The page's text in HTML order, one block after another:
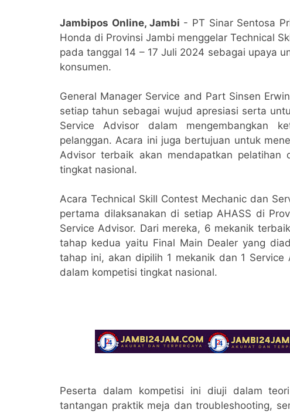
Jambipos Online, Jambi - PT Sinar Sentosa
Honda di Provinsi Jambi menggelar Technical
pada tanggal 14 – 17 Juli 2024 sebagai upaya
konsumen.
General Manager Service and Part Sinsen
setiap tahun sebagai wujud apresiasi serta
Service Advisor dalam mengembangkan
pelanggan. Acara ini juga bertujuan untuk
Advisor terbaik akan mendapatkan
tingkat nasional.
Acara Technical Skill Contest Mechanic dan
pertama dilaksanakan di setiap AHASS di
Service Advisor. Dari mereka, 6 mekanik
tahap kedua yaitu Final Main Dealer yang
tahap ini, akan dipilih 1 mekanik dan 1
dalam kompetisi tingkat nasional.
Peserta dalam kompetisi ini diuji dalam
tantangan praktik meja dan troubleshooting,